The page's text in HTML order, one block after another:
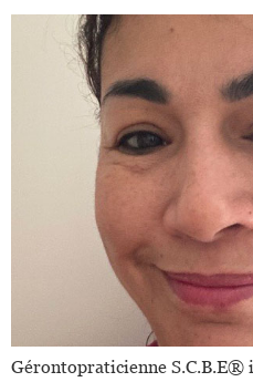
Gérontopraticienne